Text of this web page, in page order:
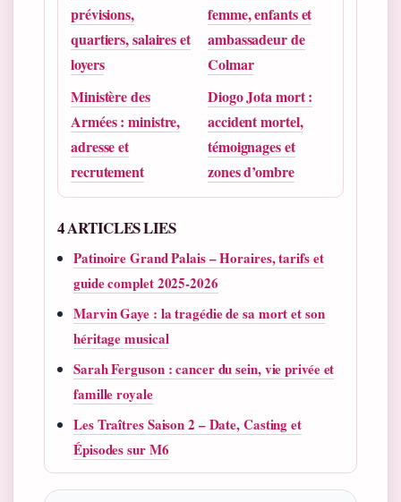
prévisions,
quartiers, salaires et
loyers
femme, enfants et
ambassadeur de
Colmar
Ministère des
Armées : ministre,
adresse et
recrutement
Diogo Jota mort :
accident mortel,
témoignages et
zones d’ombre
4 ARTICLES LIES
Patinoire Grand Palais – Horaires, tarifs et
guide complet 2025-2026
Marvin Gaye : la tragédie de sa mort et son
héritage musical
Sarah Ferguson : cancer du sein, vie privée et
famille royale
Les Traîtres Saison 2 – Date, Casting et
Épisodes sur M6